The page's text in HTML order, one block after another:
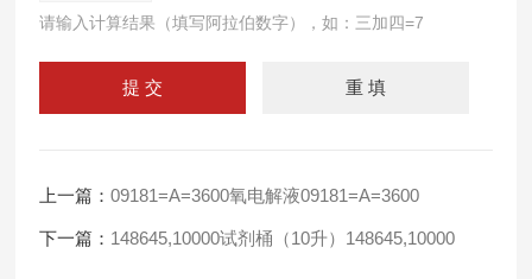
请输入计算结果（填写阿拉伯数字），如：三加四=7
上一篇：09181=A=3600氧电解液09181=A=3600
下一篇： 148645,10000试剂桶（10升）148645,10000